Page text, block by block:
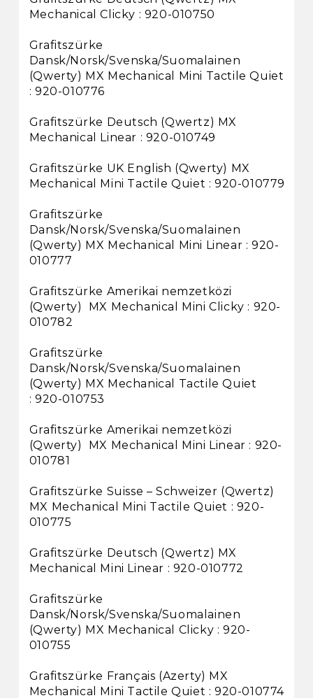
Mechanical Clicky : 920-010750
Grafitszürke
Dansk/Norsk/Svenska/Suomalainen
(Qwerty) MX Mechanical Mini Tactile Quiet
: 920-010776
Grafitszürke Deutsch (Qwertz) MX
Mechanical Linear : 920-010749
Grafitszürke UK English (Qwerty) MX
Mechanical Mini Tactile Quiet : 920-010779
Grafitszürke
Dansk/Norsk/Svenska/Suomalainen
(Qwerty) MX Mechanical Mini Linear : 920-
010777
Grafitszürke Amerikai nemzetközi
(Qwerty) MX Mechanical Mini Clicky : 920-
010782
Grafitszürke
Dansk/Norsk/Svenska/Suomalainen
(Qwerty) MX Mechanical Tactile Quiet
: 920-010753
Grafitszürke Amerikai nemzetközi
(Qwerty) MX Mechanical Mini Linear : 920-
010781
Grafitszürke Suisse – Schweizer (Qwertz)
MX Mechanical Mini Tactile Quiet : 920-
010775
Grafitszürke Deutsch (Qwertz) MX
Mechanical Mini Linear : 920-010772
Grafitszürke
Dansk/Norsk/Svenska/Suomalainen
(Qwerty) MX Mechanical Clicky : 920-
010755
Grafitszürke Français (Azerty) MX
Mechanical Mini Tactile Quiet : 920-010774